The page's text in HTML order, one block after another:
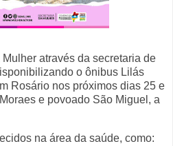
através da secretaria de
o ônibus Lilás
Rosário nos próximos dias 25 e
e povoado São Miguel, a
na área da saúde, como: